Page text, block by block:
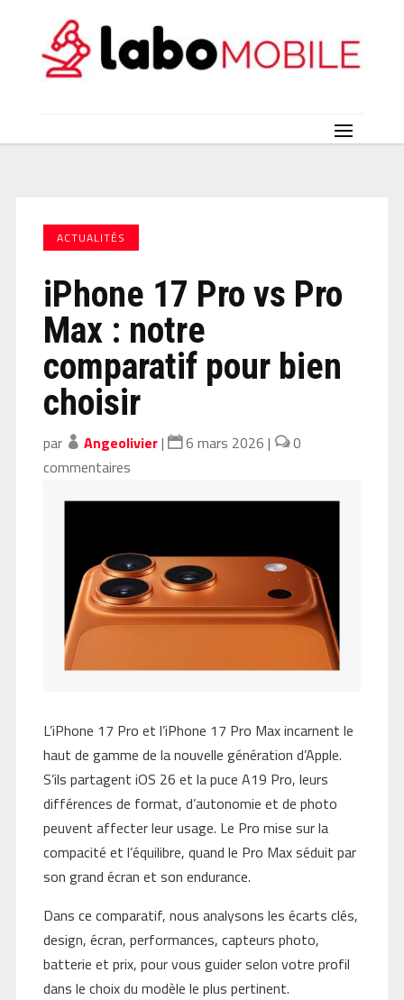
ACTUALITÉS
iPhone 17 Pro vs Pro
Max : notre
comparatif pour bien
choisir
par Angeolivier| 6 mars 2026 |
0
commentaires
L’iPhone 17 Pro et l’iPhone 17 Pro Max incarnent le
haut de gamme de la nouvelle génération d’Apple.
S’ils partagent iOS 26 et la puce A19 Pro, leurs
différences de format, d’autonomie et de photo
peuvent affecter leur usage. Le Pro mise sur la
compacité et l’équilibre, quand le Pro Max séduit par
son grand écran et son endurance.
Dans ce comparatif, nous analysons les écarts clés,
design, écran, performances, capteurs photo,
batterie et prix, pour vous guider selon votre profil
dans le choix du modèle le plus pertinent.